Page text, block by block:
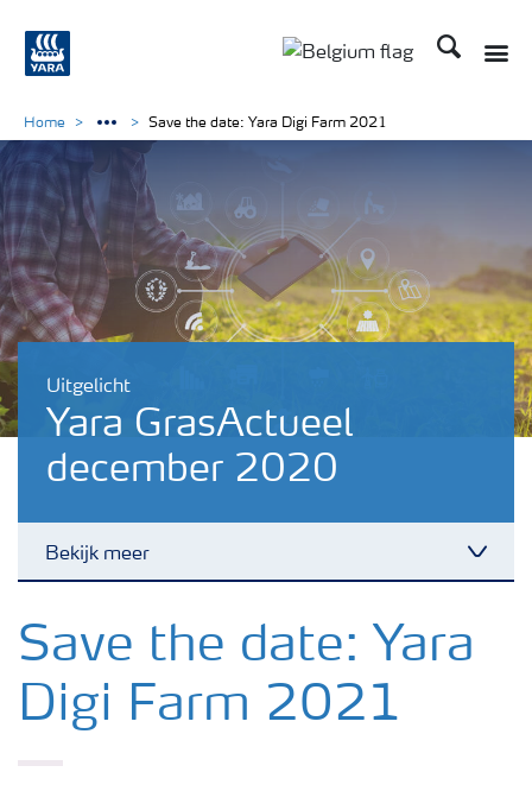
Zoek op
Uitgelicht
Yara GrasActueel
december 2020
Bekijk meer
Nieuwsbrieven
Gewassen
Home Save the date: Yara Digi Farm 2021
Save the date: Yara
Digi Farm 2021